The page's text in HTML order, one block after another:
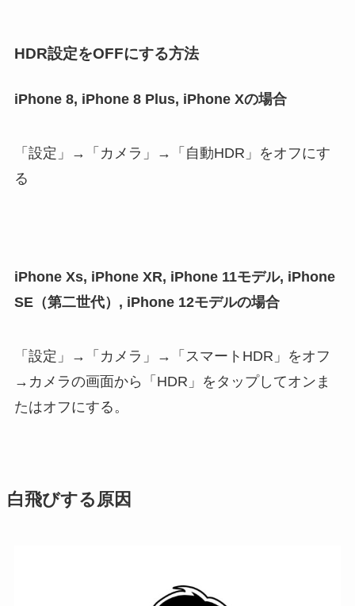
HDR設定をOFFにする方法
iPhone 8, iPhone 8 Plus, iPhone Xの場合
「設定」→「カメラ」→「自動HDR」をオフにす
る
iPhone Xs, iPhone XR, iPhone 11モデル, iPhone
SE（第二世代）, iPhone 12モデルの場合
「設定」→「カメラ」→「スマートHDR」をオフ
→カメラの画面から「HDR」をタップしてオンま
たはオフにする。
白飛びする原因